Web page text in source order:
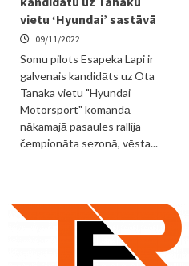
vietu ‘Hyundai’ sastāvā
09/11/2022
Somu pilots Esapeka Lapi ir
galvenais kandidāts uz Ota
Tanaka vietu "Hyundai
Motorsport" komandā
nākamajā pasaules rallija
čempionāta sezonā, vēsta...